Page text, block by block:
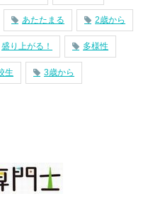
あたたまる 2歳から
盛り上がる！ 多様性
生 3歳から